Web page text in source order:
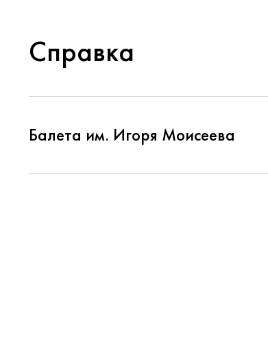
Справка
Балета им. Игоря Моисеева